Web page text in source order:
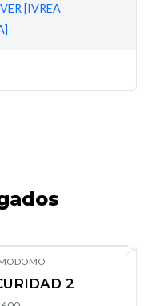
[IVREA
2